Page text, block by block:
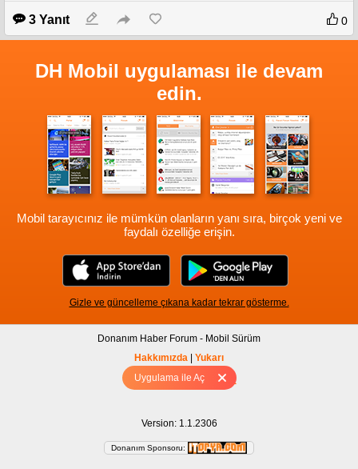
Uygulama ile Aç
3 Yanıt 0
DH Mobil uygulaması ile devam
edin.
Mobil tarayıcınız ile mümkün olanların yanı sıra, birçok yeni ve
faydalı özelliğe erişin.
Gizle ve güncelleme çıkana kadar tekrar gösterme.
Donanım Haber Forum - Mobil Sürüm
Hakkımızda | Yukarı
Tam sürüm için Tıklayınız
Version: 1.1.2306
Donanım Sponsoru: